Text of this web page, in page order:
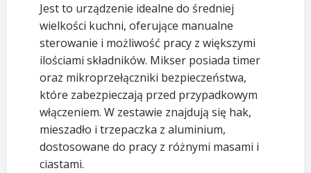
Jest to urządzenie idealne do średniej
wielkości kuchni, oferujące manualne
sterowanie i możliwość pracy z większymi
ilościami składników. Mikser posiada timer
oraz mikroprzełączniki bezpieczeństwa,
które zabezpieczają przed przypadkowym
włączeniem. W zestawie znajdują się hak,
mieszadło i trzepaczka z aluminium,
dostosowane do pracy z różnymi masami i
ciastami.